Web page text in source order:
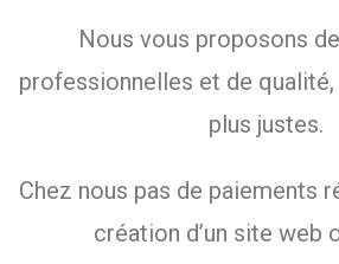
Nous vous proposons
professionnelles et de
plus justes.
Chez nous pas de paiements
création d’un site web